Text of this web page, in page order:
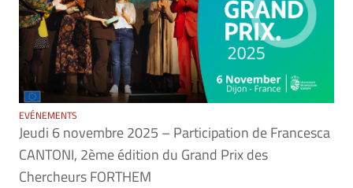
EVÉNEMENTS
Jeudi 6 novembre 2025 – Participation de Francesca
CANTONI, 2ème édition du Grand Prix des
Chercheurs FORTHEM